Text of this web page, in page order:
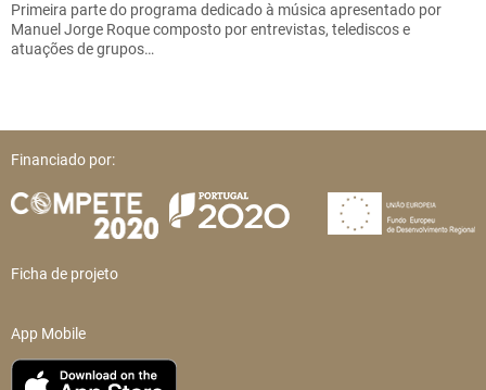
Primeira parte do programa dedicado à música apresentado por
Manuel Jorge Roque composto por entrevistas, telediscos e
atuações de grupos…
Financiado por:
Ficha de projeto
App Mobile